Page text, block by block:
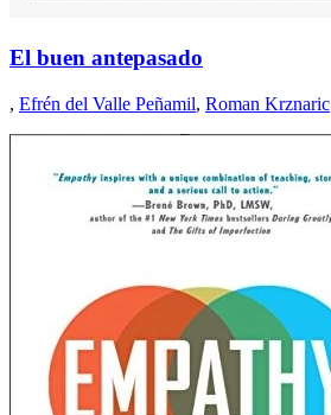
El buen antepasado
, Efrén del Valle Peñamil, Roman Krznaric